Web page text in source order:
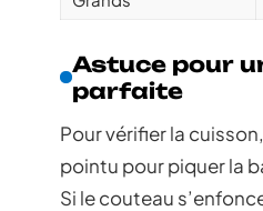
Astuce pour
parfaite
Pour vérifier la
pointu pour piquer la
Si le couteau